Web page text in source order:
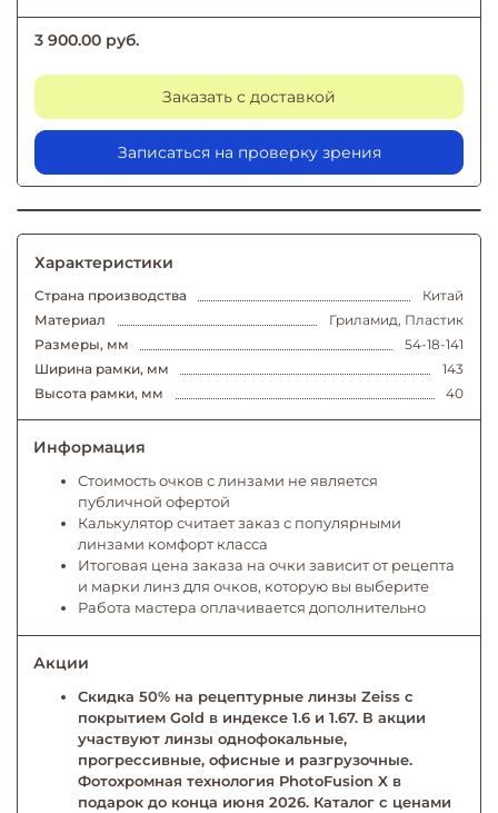
3 900.00 руб.
Заказать с доставкой
Записаться на проверку зрения
Характеристики
Страна производства
Китай
Материал
Гриламид, Пластик
Размеры, мм
54-18-141
Ширина рамки, мм
143
Высота рамки, мм
40
Информация
Стоимость очков с линзами не является
публичной офертой
Калькулятор считает заказ с популярными
линзами комфорт класса
Итоговая цена заказа на очки зависит от рецепта
и марки линз для очков, которую вы выберите
Работа мастера оплачивается дополнительно
Акции
Скидка 50% на рецептурные линзы Zeiss с
покрытием Gold в индексе 1.6 и 1.67. В акции
участвуют линзы однофокальные,
прогрессивные, офисные и разгрузочные.
Фотохромная технология PhotoFusion X в
подарок до конца июня 2026. Каталог с ценами